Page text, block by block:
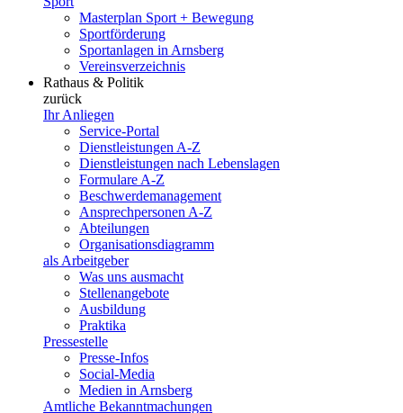
Masterplan Sport + Bewegung
Sportförderung
Sportanlagen in Arnsberg
Vereinsverzeichnis
Rathaus & Politik
zurück
Ihr Anliegen
Service-Portal
Dienstleistungen A-Z
Dienstleistungen nach Lebenslagen
Formulare A-Z
Beschwerdemanagement
Ansprechpersonen A-Z
Abteilungen
Organisationsdiagramm
als Arbeitgeber
Was uns ausmacht
Stellenangebote
Ausbildung
Praktika
Pressestelle
Presse-Infos
Social-Media
Medien in Arnsberg
Amtliche Bekanntmachungen